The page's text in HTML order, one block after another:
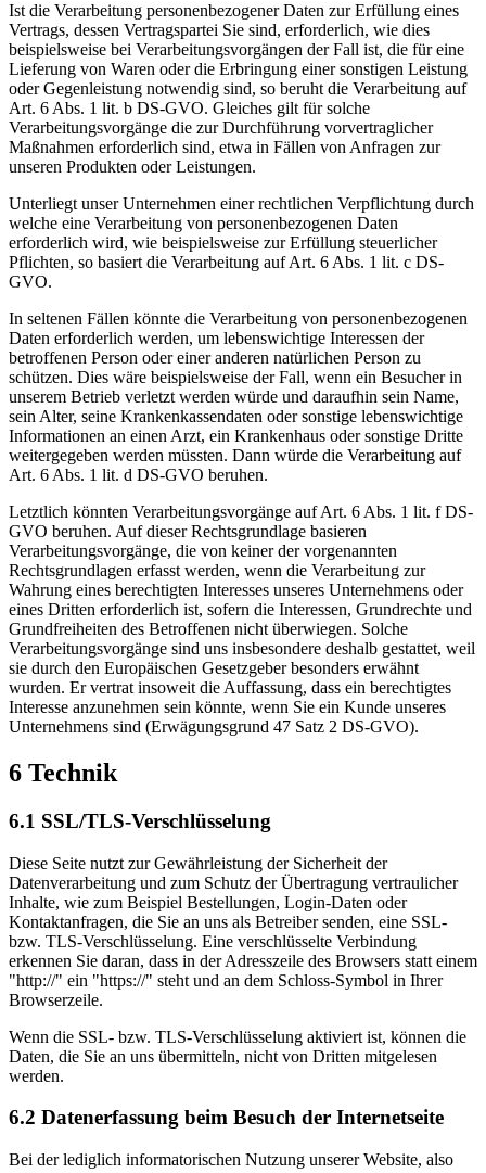
Ist die Verarbeitung personenbezogener Daten zur Erfüllung eines
Vertrags, dessen Vertragspartei Sie sind, erforderlich, wie dies
beispielsweise bei Verarbeitungsvorgängen der Fall ist, die für eine
Lieferung von Waren oder die Erbringung einer sonstigen Leistung
oder Gegenleistung notwendig sind, so beruht die Verarbeitung auf
Art. 6 Abs. 1 lit. b DS-GVO. Gleiches gilt für solche
Verarbeitungsvorgänge die zur Durchführung vorvertraglicher
Maßnahmen erforderlich sind, etwa in Fällen von Anfragen zur
unseren Produkten oder Leistungen.
Unterliegt unser Unternehmen einer rechtlichen Verpflichtung durch
welche eine Verarbeitung von personenbezogenen Daten
erforderlich wird, wie beispielsweise zur Erfüllung steuerlicher
Pflichten, so basiert die Verarbeitung auf Art. 6 Abs. 1 lit. c DS-
GVO.
In seltenen Fällen könnte die Verarbeitung von personenbezogenen
Daten erforderlich werden, um lebenswichtige Interessen der
betroffenen Person oder einer anderen natürlichen Person zu
schützen. Dies wäre beispielsweise der Fall, wenn ein Besucher in
unserem Betrieb verletzt werden würde und daraufhin sein Name,
sein Alter, seine Krankenkassendaten oder sonstige lebenswichtige
Informationen an einen Arzt, ein Krankenhaus oder sonstige Dritte
weitergegeben werden müssten. Dann würde die Verarbeitung auf
Art. 6 Abs. 1 lit. d DS-GVO beruhen.
Letztlich könnten Verarbeitungsvorgänge auf Art. 6 Abs. 1 lit. f DS-
GVO beruhen. Auf dieser Rechtsgrundlage basieren
Verarbeitungsvorgänge, die von keiner der vorgenannten
Rechtsgrundlagen erfasst werden, wenn die Verarbeitung zur
Wahrung eines berechtigten Interesses unseres Unternehmens oder
eines Dritten erforderlich ist, sofern die Interessen, Grundrechte und
Grundfreiheiten des Betroffenen nicht überwiegen. Solche
Verarbeitungsvorgänge sind uns insbesondere deshalb gestattet, weil
sie durch den Europäischen Gesetzgeber besonders erwähnt
wurden. Er vertrat insoweit die Auffassung, dass ein berechtigtes
Interesse anzunehmen sein könnte, wenn Sie ein Kunde unseres
Unternehmens sind (Erwägungsgrund 47 Satz 2 DS-GVO).
6 Technik
6.1 SSL/TLS-Verschlüsselung
Diese Seite nutzt zur Gewährleistung der Sicherheit der
Datenverarbeitung und zum Schutz der Übertragung vertraulicher
Inhalte, wie zum Beispiel Bestellungen, Login-Daten oder
Kontaktanfragen, die Sie an uns als Betreiber senden, eine SSL-
bzw. TLS-Verschlüsselung. Eine verschlüsselte Verbindung
erkennen Sie daran, dass in der Adresszeile des Browsers statt einem
"http://" ein "https://" steht und an dem Schloss-Symbol in Ihrer
Browserzeile.
Wenn die SSL- bzw. TLS-Verschlüsselung aktiviert ist, können die
Daten, die Sie an uns übermitteln, nicht von Dritten mitgelesen
werden.
6.2 Datenerfassung beim Besuch der Internetseite
Bei der lediglich informatorischen Nutzung unserer Website, also